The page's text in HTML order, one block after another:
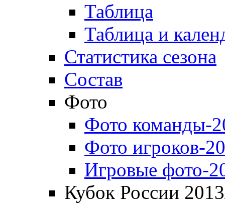
Таблица
Таблица и
Статистика сезона
Состав
Фото
Фото команды-
Фото игроков-
Игровые фото-
Кубок России